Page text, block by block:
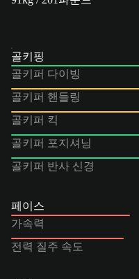
골키핑
골키퍼 다이빙
골키퍼 핸들링
골키퍼 킥
골키퍼 포지셔닝
골키퍼 반사 신경
페이스
가속력
전력 질주 속도